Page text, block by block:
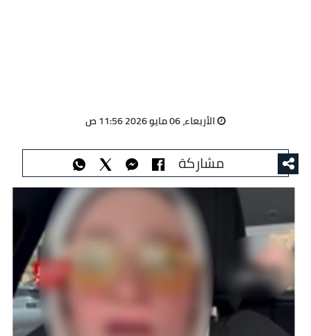
الأربعاء، 06 مايو 2026 11:56 ص
مشاركة